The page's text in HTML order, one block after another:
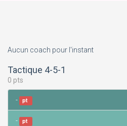
Aucun coach pour l'instant
Tactique 4-5-1
0 pts
- pt
- pt